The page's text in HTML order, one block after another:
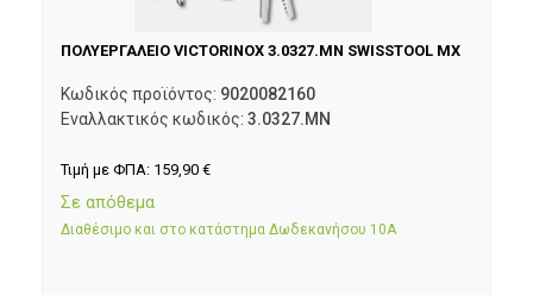
ΠΟΛΥΕΡΓΑΛΕΙΟ VICTORINOX 3.0327.MN SWISSTOOL MX
Κωδικός προϊόντος: 9020082160
Εναλλακτικός κωδικός: 3.0327.MN
Τιμή με ΦΠΑ: 159,90 €
Σε απόθεμα
Διαθέσιμο και στο κατάστημα Δωδεκανήσου 10Α